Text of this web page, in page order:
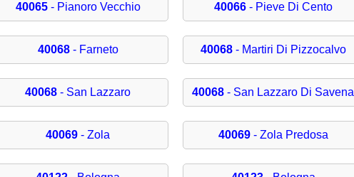
40065- Pianoro Vecchio 40066- Pieve Di Cento
40068- Farneto 40068- Martiri Di Pizzocalvo
40068 - San Lazzaro 40068 - San Lazzaro Di Savena
40069 - Zola 40069- Zola Predosa